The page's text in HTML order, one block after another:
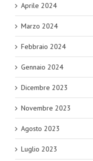
Aprile 2024
Marzo 2024
Febbraio 2024
Gennaio 2024
Dicembre 2023
Novembre 2023
Agosto 2023
Luglio 2023